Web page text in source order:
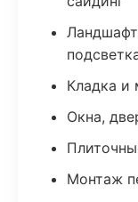
Кладка и
Окна,
Монтаж